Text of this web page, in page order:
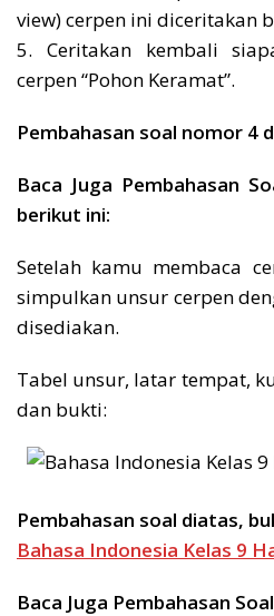
view) cerpen ini diceritakan
5. Ceritakan kembali
cerpen “Pohon Keramat”.
Pembahasan soal nomor 4
Baca Juga Pembahasan
berikut ini:
Setelah kamu membaca
simpulkan unsur cerpen
disediakan.
Tabel unsur, latar tempat,
dan bukti:
Pembahasan soal diatas,
Bahasa Indonesia Kelas 9
Baca Juga Pembahasan